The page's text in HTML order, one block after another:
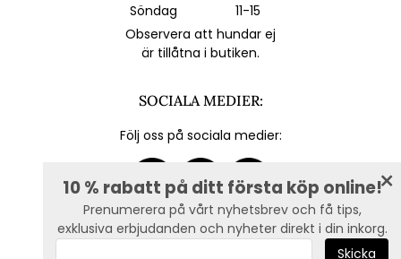
10 % rabatt på ditt första köp online!
Prenumerera på vårt nyhetsbrev och få tips,
exklusiva erbjudanden och nyheter direkt i din inkorg.
Söndag
11-15
Observera att hundar ej
är tillåtna i butiken.
SOCIALA MEDIER:
Följ oss på sociala medier: